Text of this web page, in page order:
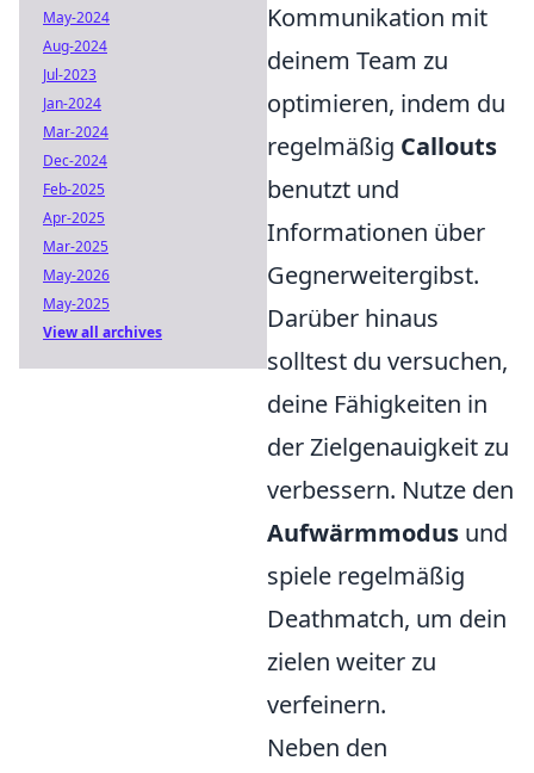
Kommunikation mit
deinem Team zu
optimieren, indem du
regelmäßig Callouts
benutzt und
Informationen über
Gegnerweitergibst.
Darüber hinaus
solltest du versuchen,
deine Fähigkeiten in
der Zielgenauigkeit zu
verbessern. Nutze den
Aufwärmmodus und
spiele regelmäßig
Deathmatch, um dein
zielen weiter zu
verfeinern.
Neben den
May-2024
Aug-2024
Jul-2023
Jan-2024
Mar-2024
Dec-2024
Feb-2025
Apr-2025
Mar-2025
May-2026
May-2025
View all archives